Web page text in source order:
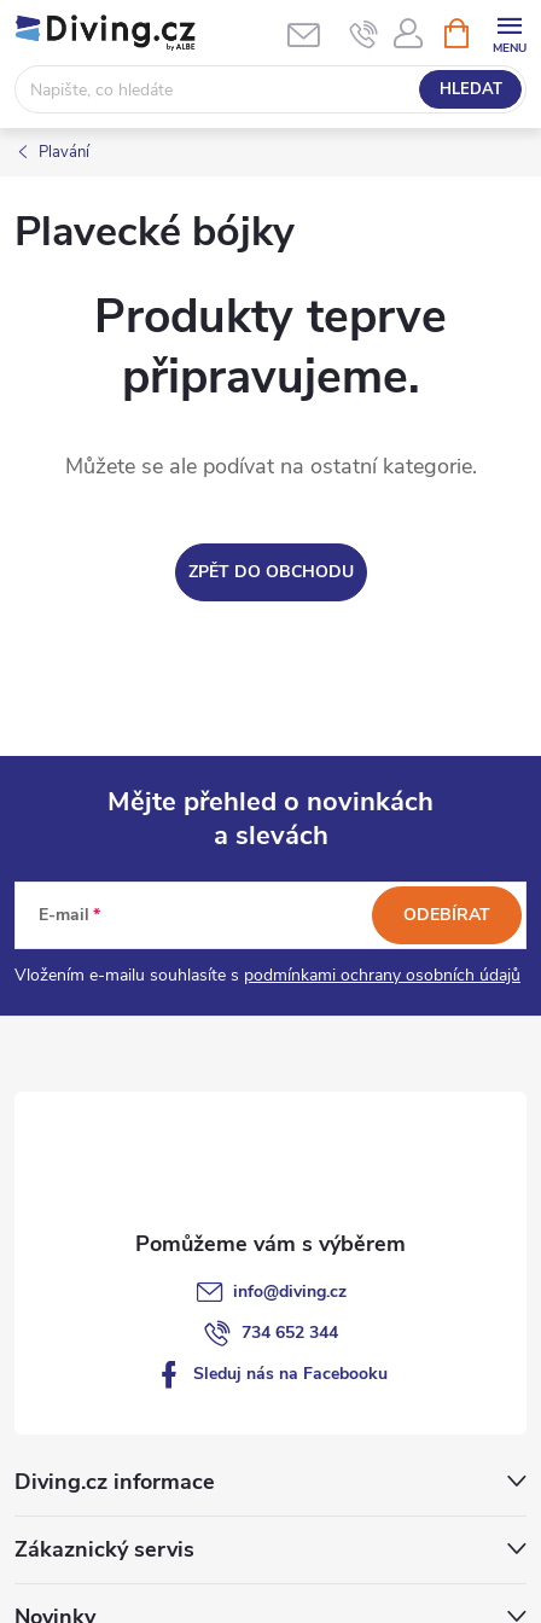
Přejít
na
obsah
HLEDAT
NÁKUPNÍ
KOŠÍK
Plavání
Plavecké bójky
Produkty teprve
připravujeme.
Můžete se ale podívat na ostatní kategorie.
ZPĚT DO OBCHODU
p
Mějte přehled o novinkách
a slevách
E-mail
Vložením e-mailu souhlasíte s podmínkami ochrany osobních údajů
ODEBÍRAT
Diving.cz informace
Zákaznický servis
info@diving.cz
734 652 344
Sleduj nás na Facebooku